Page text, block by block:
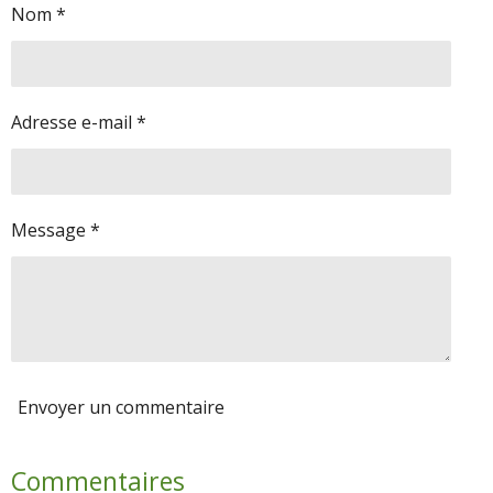
e
Nom *
Adresse e-mail *
Message *
Envoyer un commentaire
Commentaires